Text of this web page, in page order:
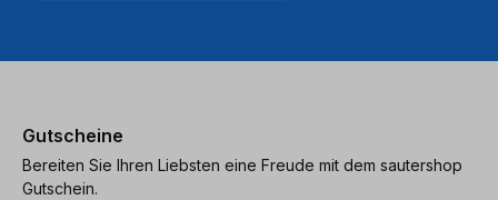
Gutscheine
Bereiten Sie Ihren Liebsten eine Freude mit dem sautershop
Gutschein.